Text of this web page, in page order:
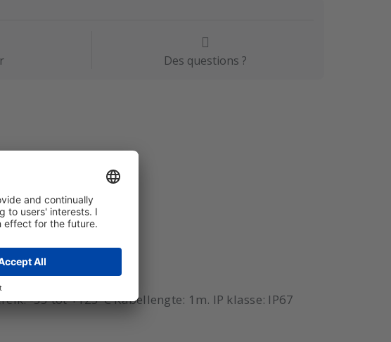
Des questions ?
-55 tot +125°C Kabellengte: 1m. IP klasse: IP67